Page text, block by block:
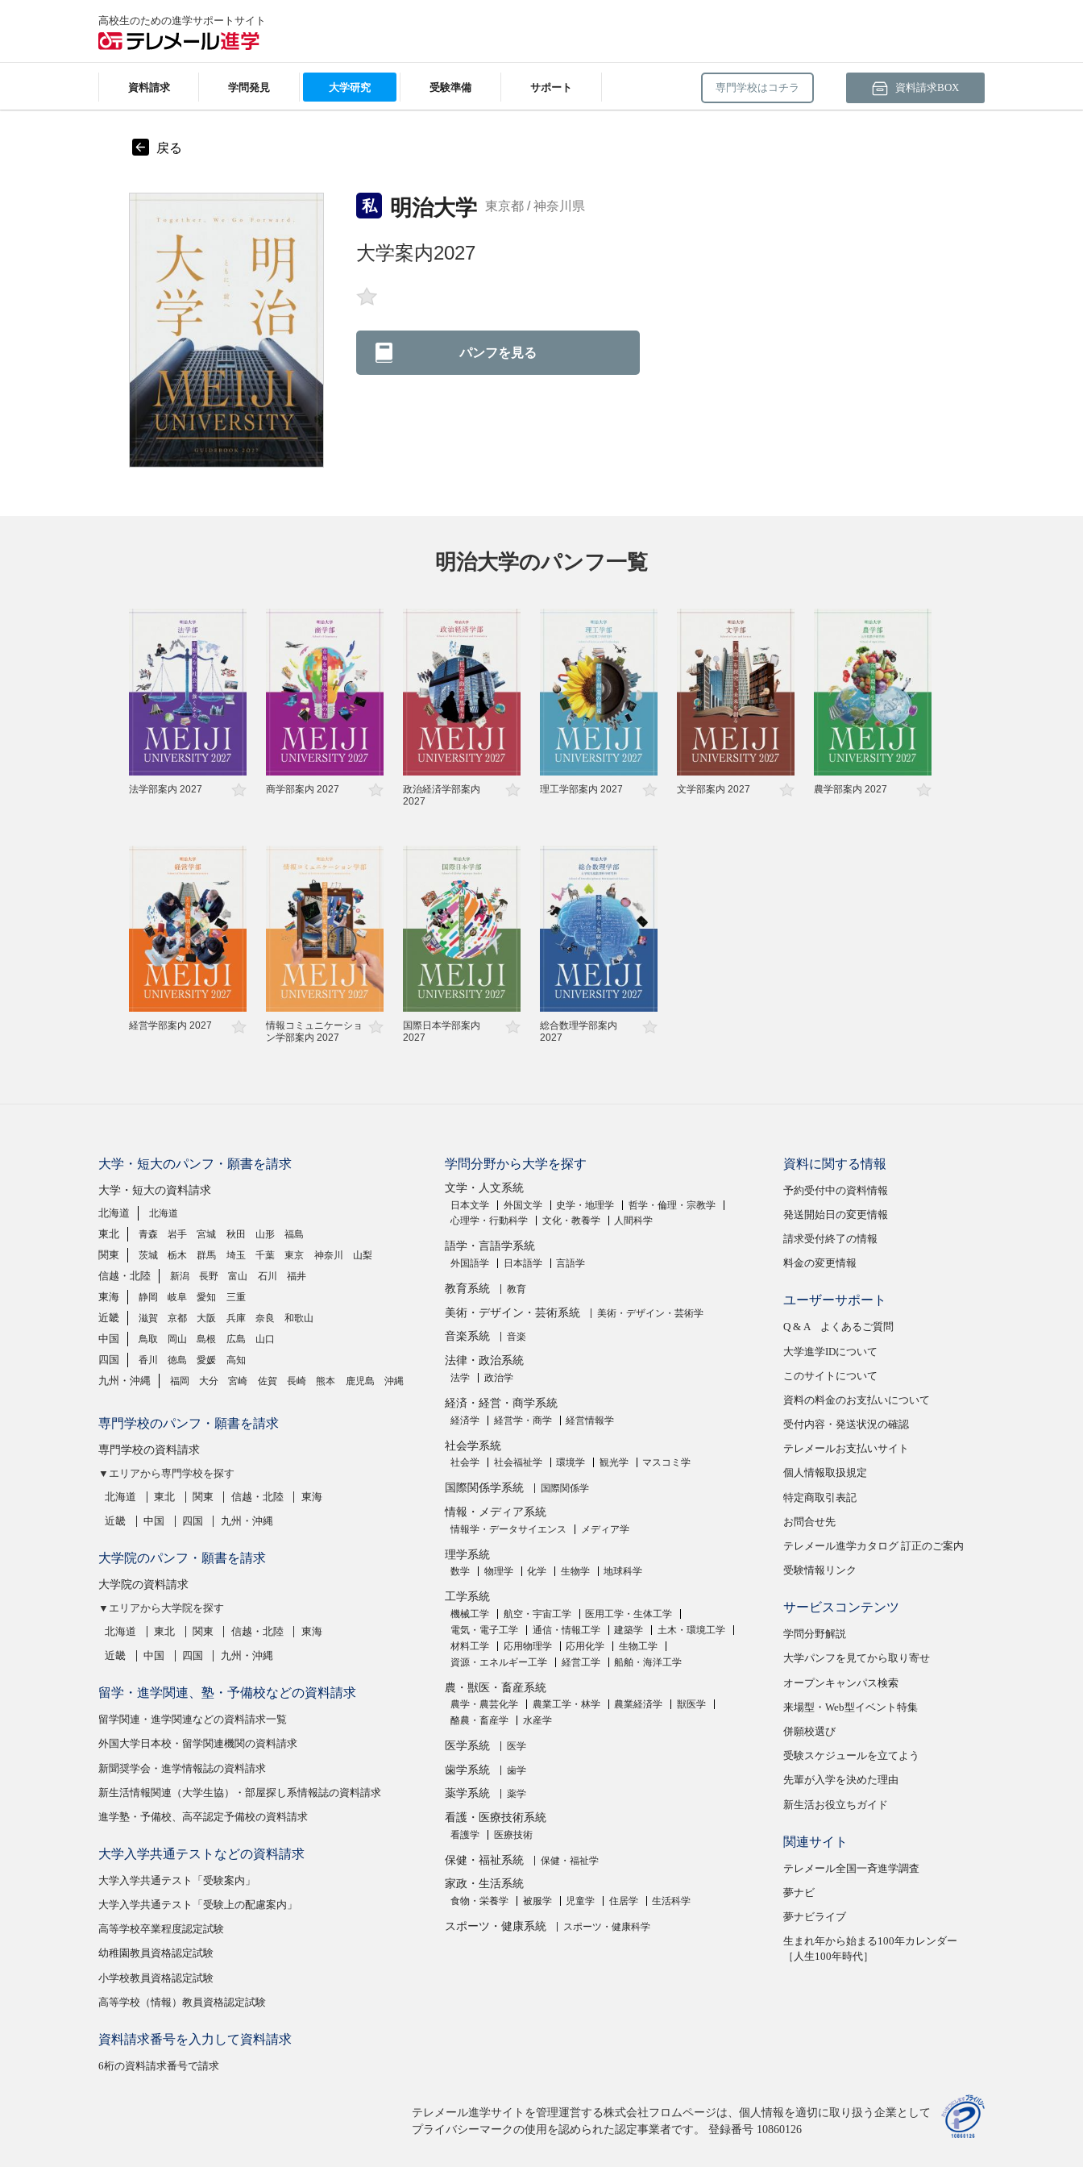
高校生のための進学サポートサイト
資料請求 学問発見 大学研究 受験準備 サポート 専門学校はコチラ 資料請求BOX
戻る
私 明治大学 東京都 / 神奈川県
大学案内2027
パンフを見る
明治大学のパンフ一覧
法学部案内 2027 商学部案内 2027
政治経済学部案内
2027
理工学部案内 2027 文学部案内 2027 農学部案内 2027
経営学部案内 2027
情報コミュニケーショ
ン学部案内 2027
国際日本学部案内
2027
総合数理学部案内
2027
大学・短大のパンフ・願書を請求
大学・短大の資料請求
北海道
北海道
東北 青森 岩手 宮城 秋田 山形 福島
関東 茨城 栃木 群馬 埼玉 千葉 東京 神奈川 山梨
信越・北陸 新潟 長野 富山 石川 福井
東海 静岡 岐阜 愛知 三重
近畿 滋賀 京都 大阪 兵庫 奈良 和歌山
中国 鳥取 岡山 島根 広島 山口
四国 香川 徳島 愛媛 高知
九州・沖縄 福岡 大分 宮崎 佐賀 長崎 熊本 鹿児島 沖縄
専門学校のパンフ・願書を請求
専門学校の資料請求
▼エリアから専門学校を探す
北海道
東北 関東 信越・北陸 東海
近畿 中国 四国 九州・沖縄
大学院のパンフ・願書を請求
大学院の資料請求
▼エリアから大学院を探す
北海道
東北 関東 信越・北陸 東海
近畿 中国 四国 九州・沖縄
留学・進学関連、塾・予備校などの資料請求
留学関連・進学関連などの資料請求一覧
外国大学日本校・留学関連機関の資料請求
新聞奨学会・進学情報誌の資料請求
新生活情報関連（大学生協）・部屋探し系情報誌の資料請求
進学塾・予備校、高卒認定予備校の資料請求
大学入学共通テストなどの資料請求
大学入学共通テスト「受験案内」
大学入学共通テスト「受験上の配慮案内」
高等学校卒業程度認定試験
幼稚園教員資格認定試験
小学校教員資格認定試験
高等学校（情報）教員資格認定試験
資料請求番号を入力して資料請求
6桁の資料請求番号で請求
学問分野から大学を探す
文学・人文系統
日本文学 外国文学 史学・地理学
哲学・倫理・宗教学
心理学・行動科学
文化・教養学 人間科学
語学・言語学系統
外国語学 日本語学 言語学
教育系統 教育
美術・デザイン・芸術系統 美術・デザイン・芸術学
音楽系統 音楽
法律・政治系統
法学 政治学
経済・経営・商学系統
経済学 経営学・商学 経営情報学
社会学系統
社会学 社会福祉学 環境学 観光学 マスコミ学
国際関係学系統 国際関係学
情報・メディア系統
情報学・データサイエンス メディア学
理学系統
数学 物理学 化学 生物学 地球科学
工学系統
機械工学 航空・宇宙工学
医用工学・生体工学
電気・電子工学
通信・情報工学 建築学
土木・環境工学
材料工学
応用物理学 応用化学
生物工学
資源・エネルギー工学
経営工学 船舶・海洋工学
農・獣医・畜産系統
農学・農芸化学 農業工学・林学 農業経済学
獣医学
酪農・畜産学
水産学
医学系統 医学
歯学系統 歯学
薬学系統 薬学
看護・医療技術系統
看護学 医療技術
保健・福祉系統 保健・福祉学
家政・生活系統
食物・栄養学 被服学 児童学 住居学 生活科学
スポーツ・健康系統 スポーツ・健康科学
資料に関する情報
予約受付中の資料情報
発送開始日の変更情報
請求受付終了の情報
料金の変更情報
ユーザーサポート
Q & A よくあるご質問
大学進学IDについて
このサイトについて
資料の料金のお支払いについて
受付内容・発送状況の確認
テレメールお支払いサイト
個人情報取扱規定
特定商取引表記
お問合せ先
テレメール進学カタログ 訂正のご案内
受験情報リンク
サービスコンテンツ
学問分野解説
大学パンフを見てから取り寄せ
オープンキャンパス検索
来場型・Web型イベント特集
併願校選び
受験スケジュールを立てよう
先輩が入学を決めた理由
新生活お役立ちガイド
関連サイト
テレメール全国一斉進学調査
夢ナビ
夢ナビライブ
生まれ年から始まる100年カレンダー
［人生100年時代］
テレメール進学サイトを管理運営する株式会社フロムページは、個人情報を適切に取り扱う企業として
プライバシーマークの使用を認められた認定事業者です。 登録番号 10860126